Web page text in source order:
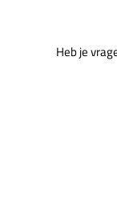
Heb je